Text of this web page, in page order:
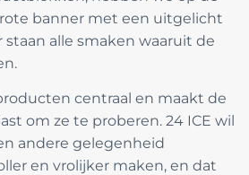
banner met een uitgelicht
alle smaken waaruit de
centraal en maakt de
om ze te proberen. 24 ICE wil
andere gelegenheid
en vrolijker maken, en dat